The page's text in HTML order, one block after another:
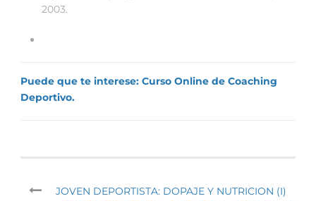
2003.
Puede que te interese: Curso Online de Coaching
Deportivo.
JOVEN DEPORTISTA: DOPAJE Y NUTRICION (I)